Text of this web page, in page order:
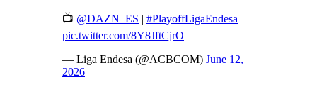
📺 @DAZN_ES | #PlayoffLigaEndesa
pic.twitter.com/8Y8JftCjrO
— Liga Endesa (@ACBCOM) June 12,
2026